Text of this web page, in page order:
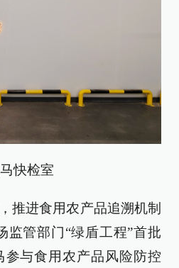
快检室
推进食用农产品追溯机制
监管部门“绿盾工程”首批
与食用农产品风险防控